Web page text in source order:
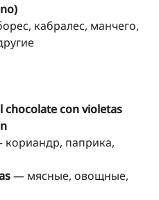
кабралес, манчего,
chocolate con violetas
паприка,
— мясные, овощные,